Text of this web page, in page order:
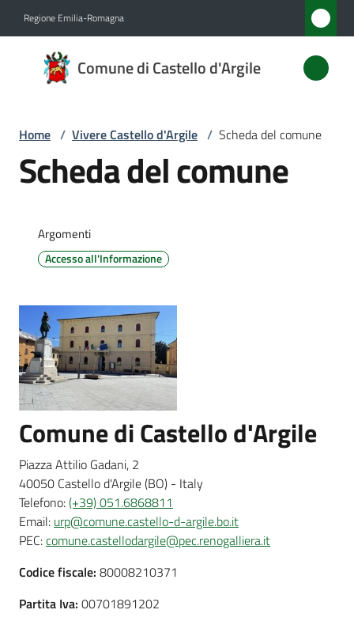
Regione Emilia-Romagna
Comune di Castello d'Argile
Comune
di
d'Argile
Novità
Vivere
Castello
d'Argile
Menu selezionato
Amministrazione
Trasparente
Tutti
gli
Home / Vivere Castello d'Argile / Scheda del comune
Scheda del comune
Argomenti
Accesso all'Informazione
Comune di Castello d'Argile
Piazza Attilio Gadani, 2
40050 Castello d'Argile (BO) - Italy
Telefono:(+39) 051.6868811
Email: urp@comune.castello-d-argile.bo.it
PEC:comune.castellodargile@pec.renogalliera.it
Codice fiscale: 80008210371
Partita Iva: 00701891202